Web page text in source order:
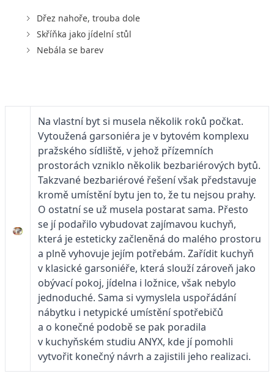
Dřez nahoře, trouba dole
Skříňka jako jídelní stůl
Nebála se barev
Na vlastní byt si musela několik roků počkat.
Vytoužená garsoniéra je v bytovém komplexu
pražského sídliště, v jehož přízemních
prostorách vzniklo několik bezbariérových bytů.
Takzvané bezbariérové řešení však představuje
kromě umístění bytu jen to, že tu nejsou prahy.
O ostatní se už musela postarat sama. Přesto
se jí podařilo vybudovat zajímavou kuchyň,
která je esteticky začleněná do malého prostoru
a plně vyhovuje jejím potřebám. Zařídit kuchyň
v klasické garsoniéře, která slouží zároveň jako
obývací pokoj, jídelna i ložnice, však nebylo
jednoduché. Sama si vymyslela uspořádání
nábytku i netypické umístění spotřebičů
a o konečné podobě se pak poradila
v kuchyňském studiu ANYX, kde jí pomohli
vytvořit konečný návrh a zajistili jeho realizaci.